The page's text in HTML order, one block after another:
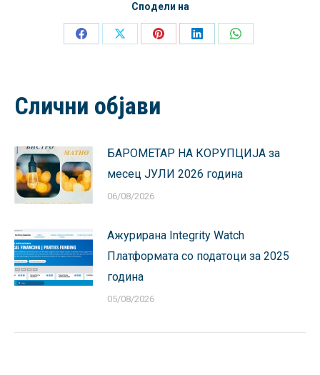
Сподели на
Share
Share
Share
Share
Share
Слични објави
БАРОМЕТАР НА КОРУПЦИЈА за
месец ЈУЛИ 2026 година
06/08/2026
Ажурирана Integrity Watch
Платформата со податоци за 2025
година
05/08/2026